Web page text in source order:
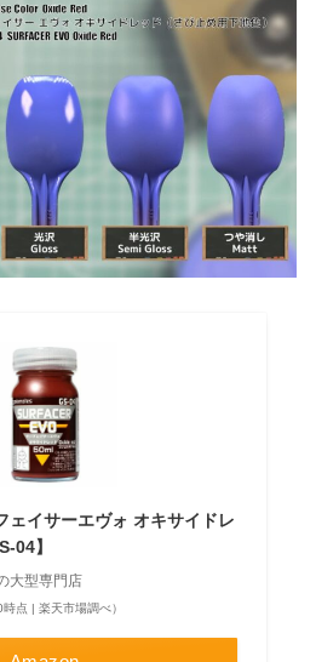
ェイサーエヴォ オキサイドレ
04】
大型専門店
点 | 楽天市場調べ）